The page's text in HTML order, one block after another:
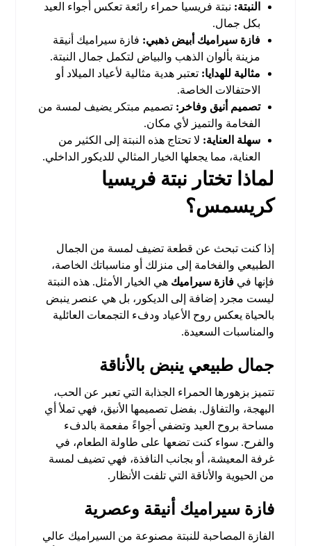
النبتة: نبتة فريسيا حمراء رائعة تعكس أجواء العيد
بكل جمال.
فازة سيراميك أبيض ذهبي: فازة سيراميك أنيقة
مزينة بألوان الذهب والبياض لتكمل جمال النبتة.
مثالية للهدايا: تعتبر هدية مثالية لأعياد الميلاد أو
الاحتفالات الخاصة.
تصميم أنيق وفاخر: تصميم مبتكر يضيف لمسة من
الفخامة والتميز لأي مكان.
سهلة العناية: لا تحتاج هذه النبتة إلى الكثير من
العناية، مما يجعلها الخيار المثالي للديكور الداخلي.
لماذا تختار نبتة فريسيا
كريسمس؟
إذا كنت تبحث عن قطعة تضيف لمسة من الجمال
الطبيعي والفخامة إلى منزلك أو مناسباتك الخاصة،
فإنها فيفازة سيراميك هي الخيار الأمثل. هذه النبتة
ليست مجرد إضافة إلى الديكور، بل هي عنصر ينبض
بالحياة يعكس روح الأعياد ودفء التجمعات العائلية
والمناسبات السعيدة.
جمال طبيعي ينبض بالأناقة
تتميز بزهورها الحمراء الجذابة التي تعبر عن الحب،
البهجة، والتفاؤل. بفضل تصميمها الأنيق، فهي تملأ أي
مساحة بروح العيد وتضفي أجواءً مفعمة بالدفء
والفرح. سواء كنت تضعها على طاولة الطعام، في
غرفة المعيشة، أو بجانب النافذة، فهي تضيف لمسة
من الحيوية والأناقة التي تلفت الأنظار.
فازة سيراميك أنيقة وعصرية
الفازة المصاحبة للنبتة مصنوعة من السيراميك عالي